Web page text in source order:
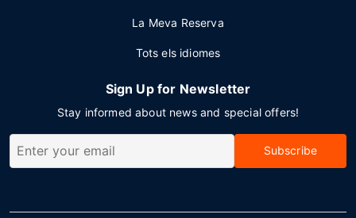
La Meva Reserva
Tots els idiomes
Sign Up for Newsletter
Stay informed about news and special offers!
Subscribe